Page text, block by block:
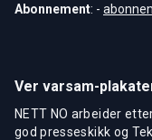
Abonnement: -
Ver varsam-
NETT NO arbeider
god presseskikk og